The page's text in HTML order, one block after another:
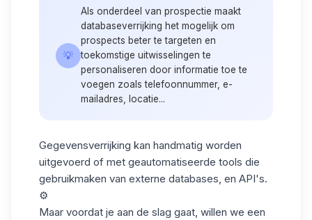
💡
Als onderdeel van prospectie maakt
databaseverrijking het mogelijk om
prospects beter te targeten en
toekomstige uitwisselingen te
personaliseren door informatie toe te
voegen zoals telefoonnummer, e-
mailadres, locatie...
Gegevensverrijking kan handmatig worden
uitgevoerd of met geautomatiseerde tools die
gebruikmaken van externe databases, en API's.
⚙️
Maar voordat je aan de slag gaat, willen we een